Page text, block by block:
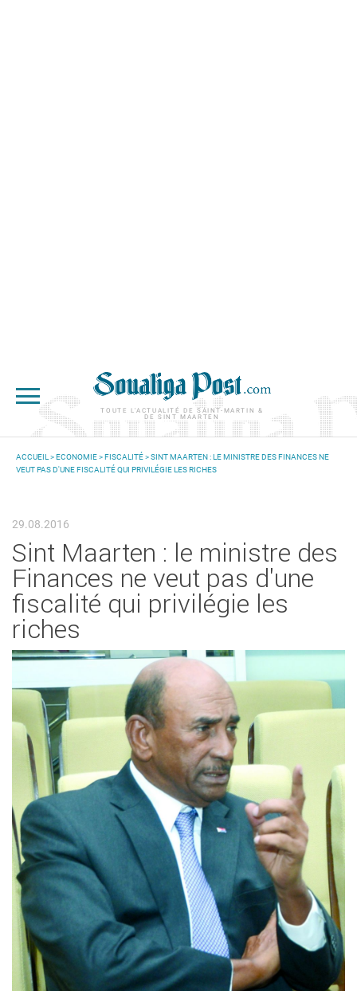
TOUTE L'ACTUALITÉ DE SAINT-MARTIN &
DE SINT MAARTEN
VOUS ÊTES ICI
ACCUEIL >ECONOMIE>FISCALITÉ> SINT MAARTEN : LE MINISTRE DES FINANCES NE
VEUT PAS D'UNE FISCALITÉ QUI PRIVILÉGIE LES RICHES
29.08.2016
Sint Maarten : le ministre des
Finances ne veut pas d'une
fiscalité qui privilégie les
riches